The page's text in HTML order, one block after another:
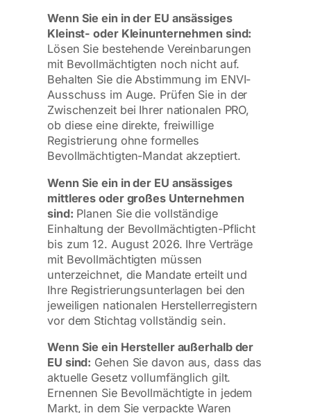
Wenn Sie ein in der EU ansässiges
Kleinst- oder Kleinunternehmen sind:
Lösen Sie bestehende Vereinbarungen
mit Bevollmächtigten noch nicht auf.
Behalten Sie die Abstimmung im ENVI-
Ausschuss im Auge. Prüfen Sie in der
Zwischenzeit bei Ihrer nationalen PRO,
ob diese eine direkte, freiwillige
Registrierung ohne formelles
Bevollmächtigten-Mandat akzeptiert.
Wenn Sie ein in der EU ansässiges
mittleres oder großes Unternehmen
sind: Planen Sie die vollständige
Einhaltung der Bevollmächtigten-Pflicht
bis zum 12. August 2026. Ihre Verträge
mit Bevollmächtigten müssen
unterzeichnet, die Mandate erteilt und
Ihre Registrierungsunterlagen bei den
jeweiligen nationalen Herstellerregistern
vor dem Stichtag vollständig sein.
Wenn Sie ein Hersteller außerhalb der
EU sind: Gehen Sie davon aus, dass das
aktuelle Gesetz vollumfänglich gilt.
Ernennen Sie Bevollmächtigte in jedem
Markt, in dem Sie verpackte Waren